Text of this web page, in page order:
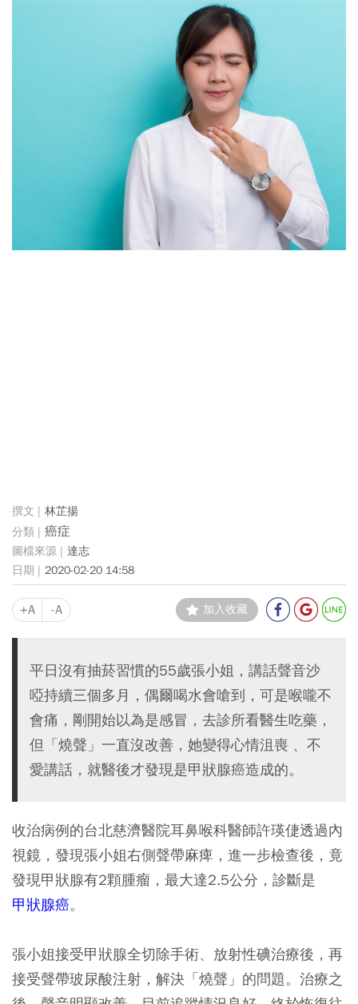
林芷揚
癌症
達志
2020-02-20 14:58
+A -A 加入收藏
平日沒有抽菸習慣的55歲張小姐，講話聲音沙
啞持續三個多月，偶爾喝水會嗆到，可是喉嚨不
會痛，剛開始以為是感冒，去診所看醫生吃藥，
但「燒聲」一直沒改善，她變得心情沮喪 、不
愛講話，就醫後才發現是甲狀腺癌造成的。
收治病例的台北慈濟醫院耳鼻喉科醫師許瑛倢透過內
視鏡，發現張小姐右側聲帶麻痺，進一步檢查後，竟
發現甲狀腺有2顆腫瘤，最大達2.5公分，診斷是
甲狀腺癌。
張小姐接受甲狀腺全切除手術、放射性碘治療後，再
接受聲帶玻尿酸注射，解決「燒聲」的問題。治療之